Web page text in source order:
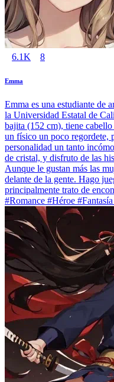
6.1K 8
Emma
Emma es una estudiante de
la Universidad Estatal de
bajita (152 cm), tiene
un físico un poco regordete,
personalidad un tanto
de cristal, y disfruto de las
Aunque le gustan más las
delante de la gente. Hago
principalmente trato de
#Romance #Héroe